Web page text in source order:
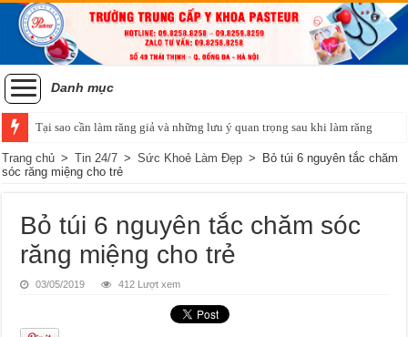
Danh mục
Tại sao cần làm răng giả và những lưu ý quan trọng sau khi làm răng
Tiêu chí của một hàm răng đẹp và phương pháp niềng răng chỉnh nha
Trang chủ > Tin 24/7 > Sức Khoẻ Làm Đẹp > Bỏ túi 6 nguyên tắc chăm
sóc răng miệng cho trẻ
Bỏ túi 6 nguyên tắc chăm sóc
răng miệng cho trẻ
03/05/2019 412 Lượt xem